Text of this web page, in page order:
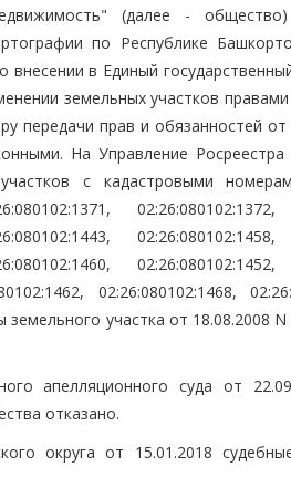
(далее -
по Республике
внесении в Единый
земельных участков
передачи прав и обязанностей
На Управление
с кадастровыми
02:26:080102:1468,
участка от 18.08.2008
апелляционного суда от
отказано.
округа от 15.01.2018